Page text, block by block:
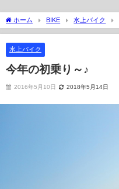
ホーム BIKE 水上バイク
水上バイク
今年の初乗り～♪
2016年5月10日 2018年5月14日